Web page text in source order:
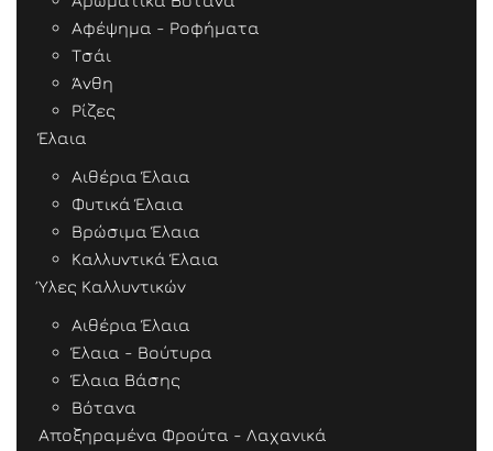
Αφέψημα - Ροφήματα
Τσάι
Άνθη
Ρίζες
Έλαια
Αιθέρια Έλαια
Φυτικά Έλαια
Βρώσιμα Έλαια
Καλλυντικά Έλαια
Ύλες Καλλυντικών
Αιθέρια Έλαια
Έλαια - Βούτυρα
Έλαια Βάσης
Βότανα
Αποξηραμένα Φρούτα - Λαχανικά